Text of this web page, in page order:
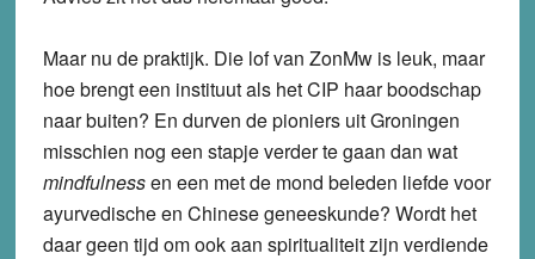
Maar nu de praktijk. Die lof van ZonMw is leuk, maar
hoe brengt een instituut als het CIP haar boodschap
naar buiten? En durven de pioniers uit Groningen
misschien nog een stapje verder te gaan dan wat
mindfulnessen een met de mond beleden liefde voor
ayurvedische en Chinese geneeskunde? Wordt het
daar geen tijd om ook aan spiritualiteit zijn verdiende